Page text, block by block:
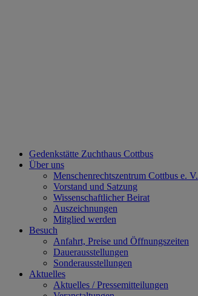
Gedenkstätte Zuchthaus Cottbus
Über uns
Menschenrechtszentrum Cottbus e. V.
Vorstand und Satzung
Wissenschaftlicher Beirat
Auszeichnungen
Mitglied werden
Besuch
Anfahrt, Preise und Öffnungszeiten
Dauerausstellungen
Sonderausstellungen
Aktuelles
Aktuelles / Pressemitteilungen